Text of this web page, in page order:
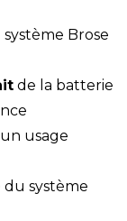
Brose
de la batterie
usage
du système